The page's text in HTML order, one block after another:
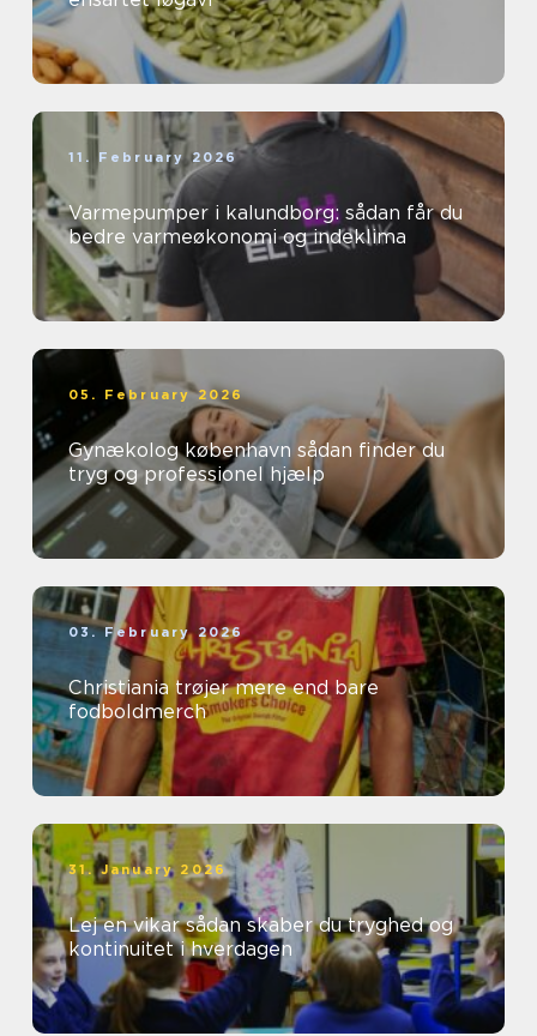
11. February 2026
Varmepumper i kalundborg: sådan får du
bedre varmeøkonomi og indeklima
05. February 2026
Gynækolog københavn sådan finder du
tryg og professionel hjælp
03. February 2026
Christiania trøjer mere end bare
fodboldmerch
31. January 2026
Lej en vikar sådan skaber du tryghed og
kontinuitet i hverdagen